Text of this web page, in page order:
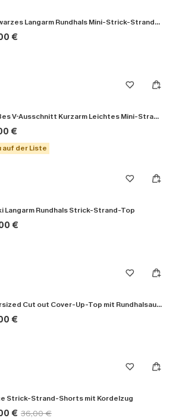
Schwarzes Langarm Rundhals Mini-Strick-Strandkleid
€
Weißes V-Ausschnitt Kurzarm Leichtes Mini-Strandkleid
€
auf der Liste
Langarm Rundhals Strick-Strand-Top
€
Oversized Cut out Cover-Up-Top mit Rundhalsausschnitt
€
Strick-Strand-Shorts mit Kordelzug
€ 36,00 €